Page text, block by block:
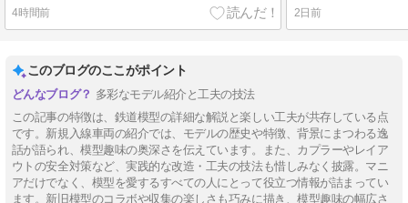
4時間前 2日前
このブログのここがポイント
多彩なモデル紹介と工夫の技法
この記事の特徴は、鉄道模型の詳細な解説と楽しい工夫が共存している点
です。新規入線車両の紹介では、モデルの歴史や特徴、背景にまつわる逸
話が語られ、模型趣味の奥深さを伝えています。また、カプラーやレイア
ウトの安全対策など、実践的な改造・工夫の技法も惜しみなく披露。マニ
アだけでなく、模型を愛するすべての人にとって役立つ情報が詰まってい
ます。新旧模型のコラボや収集の楽しさも巧みに描き、模型趣味の幅広さ